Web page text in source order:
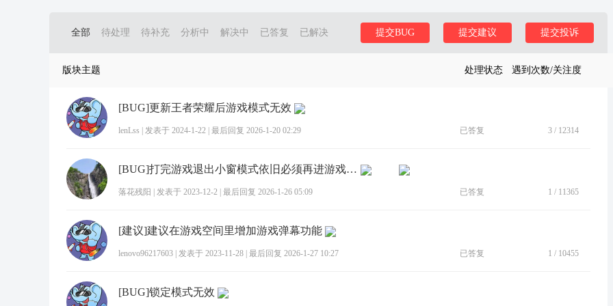
全部 待处理 待补充 分析中 解决中 已答复 已解决 提交投诉
提交建议
提交BUG
版块主题 处理状态 遇到次数/关注度
[BUG]更新王者荣耀后游戏模式无效
lenLss 发表于 2024-1-22 最后回复 2026-1-20 02:29 已答复 3 / 12314
[BUG]打完游戏退出小窗模式依旧必须再进游戏退出才行
落花残阳 发表于 2023-12-2 最后回复 2026-1-26 05:09 已答复 1 / 11365
[建议]建议在游戏空间里增加游戏弹幕功能
lenovo96217603 发表于 2023-11-28 最后回复 2026-1-27 10:27 已答复 1 / 10455
[BUG]锁定模式无效